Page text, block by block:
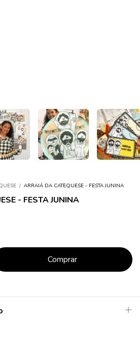
/ ARRAIÁ DA CATEQUESE - FESTA JUNINA
- FESTA JUNINA